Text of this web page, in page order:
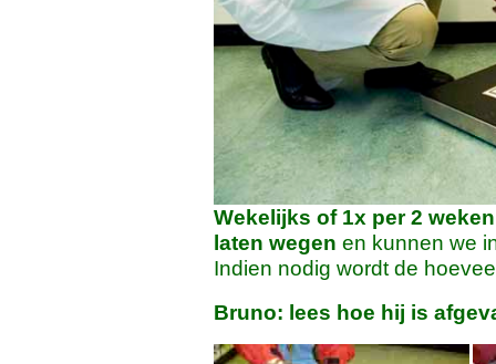
Wekelijks of 1x per 2
laten wegen en kunnen we
Indien nodig wordt de
Bruno: lees hoe hij is